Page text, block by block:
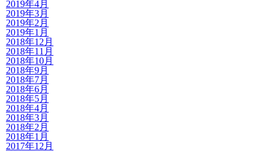
2019年4月
2019年3月
2019年2月
2019年1月
2018年12月
2018年11月
2018年10月
2018年9月
2018年7月
2018年6月
2018年5月
2018年4月
2018年3月
2018年2月
2018年1月
2017年12月